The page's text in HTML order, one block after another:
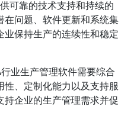
可靠的技术支持和持续的
在问题、软件更新和系统集
业保持生产的连续性和稳定
业生产管理软件需要综合
、定制化能力以及支持服
企业的生产管理需求并促